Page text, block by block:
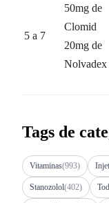
5 a 7
50mg de
Clomid
20mg de
Nolvadex
Tags de
Vitaminas(993)
Stanozolol(402)